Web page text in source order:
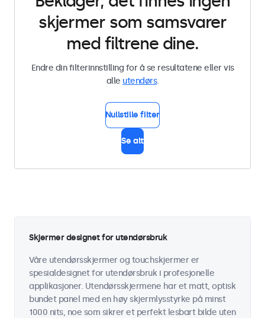
skjermer som samsvarer
med filtrene dine.
Endre din filterinnstilling for å se resultatene eller vis
alle utendørs.
Nullstille filter
Se alt
Skjermer designet for utendørsbruk
Våre utendørsskjermer og touchskjermer er
spesialdesignet for utendørsbruk i profesjonelle
applikasjoner. Utendørsskjermene har et matt, optisk
bundet panel med en høy skjermlysstyrke på minst
1000 nits, noe som sikrer et perfekt lesbart bilde uten